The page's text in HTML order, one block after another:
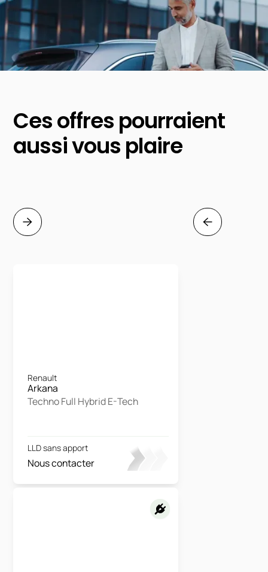
Ces offres pourraient
aussi vous plaire
Renault
Arkana
Techno Full Hybrid E-Tech
LLD sans apport
Nous contacter